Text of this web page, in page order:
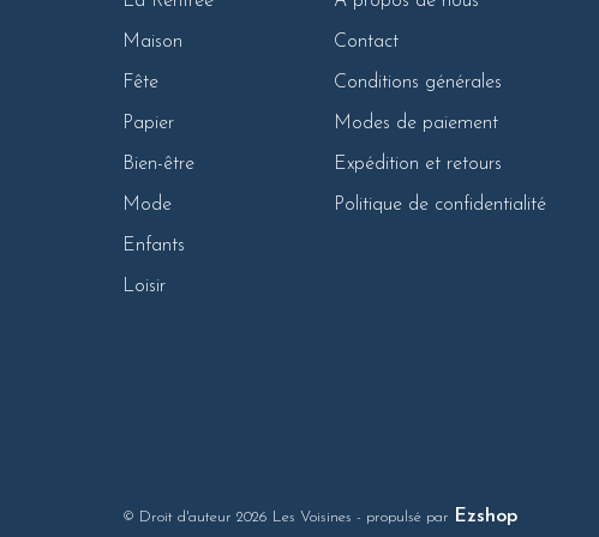
Maison
Fête
Papier
Bien-être
Mode
Enfants
Loisir
Contact
Conditions générales
Modes de paiement
Expédition et retours
Politique de confidentialité
© Droit d'auteur 2026 Les Voisines - propulsé par Ezshop